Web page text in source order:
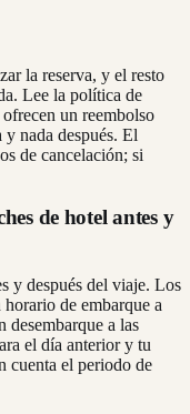
la reserva, y el resto
Lee la política de
un reembolso
y nada después. El
de cancelación; si
de hotel antes y
y después del viaje. Los
de embarque a
a las
el día anterior y tu
cuenta el periodo de